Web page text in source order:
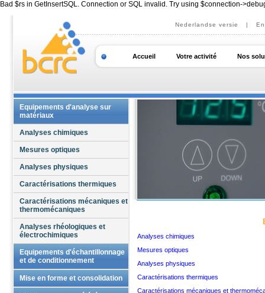
Bad $rs in GetInsertSQL. Connection or SQL invalid. Try using $connection-
Nederlandse versie |
Accueil Votre activité Nos
Equipements d'analyse sur
matériaux
Analyses chimiques
Mesures optiques
Analyses physiques
Caractérisations thermiques
Caractérisations mécaniques et
thermomécaniques
Analyses rhéologiques et
électrochimiques
Equipements d'échantillonnage
et de conditionnement
Echantillonnage
Mise en forme et consolidation
Analyses chimiques
Mesures optiques
Analyses physiques
Caractérisations thermiques
Caractérisations mécaniques et